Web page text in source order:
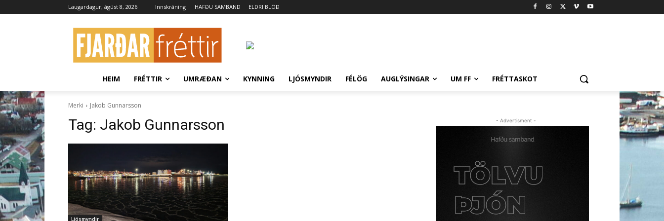
Laugardagur, ágúst 8, 2026 Innskráning HAFÐU SAMBAND ELDRI BLÖÐ
HEIM FRÉTTIR UMRÆÐAN KYNNING LJÓSMYNDIR FÉLÖG AUGLÝSINGAR UM FF FRÉTTASKOT
Merki Jakob Gunnarsson
Tag: Jakob Gunnarsson
Ljósmyndir
- Advertisment -